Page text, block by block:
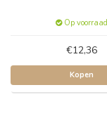
Op voorraad
€12,36
Kopen